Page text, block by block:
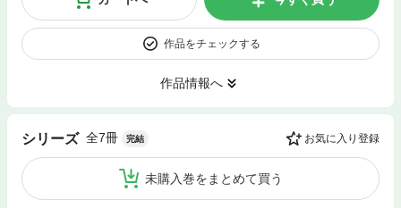
作品をチェックする
作品情報へ
シリーズ 全7冊 完結 お気に入り登録
未購入巻をまとめて買う